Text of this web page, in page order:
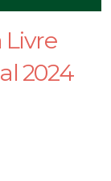
Livre
2024